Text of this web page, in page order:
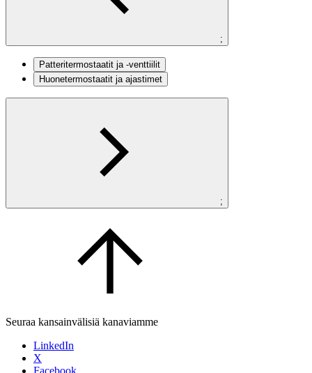
;
Patteritermostaatit ja -venttiilit
Huonetermostaatit ja ajastimet
;
Seuraa kansainvälisiä kanaviamme
LinkedIn
X
Facebook